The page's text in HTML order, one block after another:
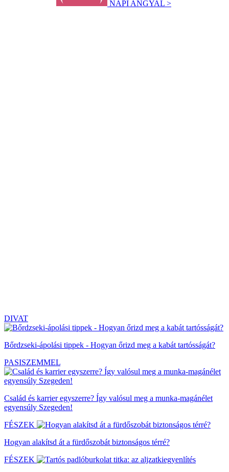
NAPI ANGYAL >
DIVAT
Bőrdzseki-ápolási tippek - Hogyan őrizd meg a kabát tartósságát?
PASISZEMMEL
Család és karrier egyszerre? Így valósul meg a munka-magánélet
egyensúly Szegeden!
FÉSZEK
Hogyan alakítsd át a fürdőszobát biztonságos térré?
FÉSZEK